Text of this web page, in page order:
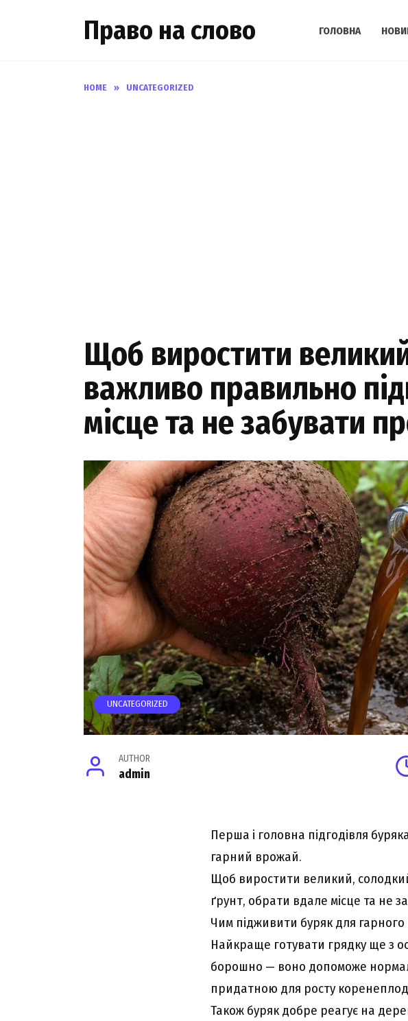
Право на слово ГОЛОВНА
HOME » UNCATEGORIZED
Щоб виростити
важливо правильно
місце та не забувати
UNCATEGORIZED
AUTHOR
admin
Перша і головна підгодівля
гарний врожай.
Щоб виростити великий,
ґрунт, обрати вдале місце та не
Чим підживити буряк для
Найкраще готувати грядку ще з
борошно — воно допоможе
придатною для росту
Також буряк добре реагує на